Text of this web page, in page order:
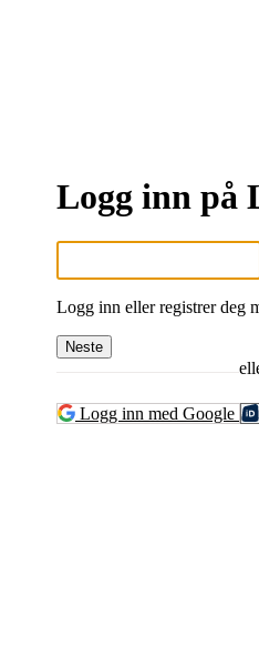
Logg inn på
Logg inn eller registrer deg
Neste
Logg inn med Google